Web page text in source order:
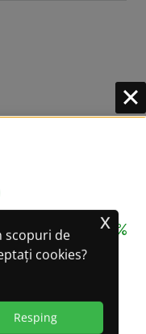
scopuri de
cookies?
Resping
x
100%
a datelor)